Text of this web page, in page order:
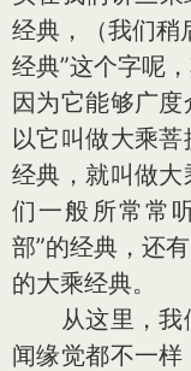
经典，（我们稍
经典”这个字呢
因为它能够广
以它叫做大乘
经典，就叫做
们一般所常常
部”的经典，还
的大乘经典。
从这里，我
闻缘觉都不一